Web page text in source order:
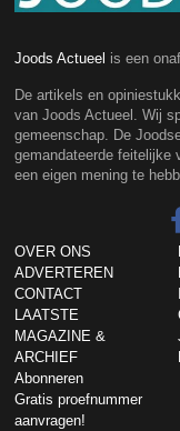
Joods Actueel is een
De artikels en
van Joods Actueel. Wij
gemeenschap. De
gemandateerde feitelijke
een eigen mening te
OVER ONS
ADVERTEREN
CONTACT
LAATSTE
MAGAZINE &
ARCHIEF
Abonneren
Gratis proefnummer
aanvragen!